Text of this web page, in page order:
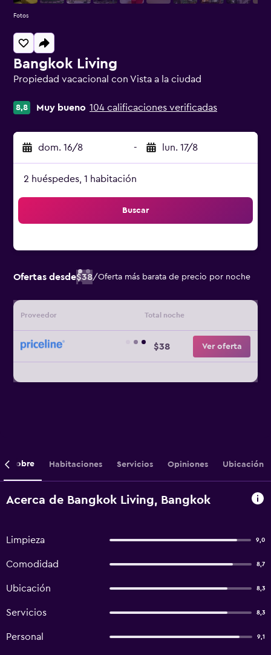
Bangkok Living
Propiedad vacacional con Vista a la ciudad
8,8 Muy bueno 104 calificaciones verificadas
dom. 16/8 - lun. 17/8
2 huéspedes, 1 habitación
Buscar
Ofertas desde$38/Oferta más barata de precio por noche
Proveedor Total noche
$38 Ver oferta
Fotos
Sobre Habitaciones Servicios Opiniones Ubicación
Acerca de Bangkok Living, Bangkok
Limpieza 9,0
Comodidad 8,7
Ubicación 8,3
Servicios 8,3
Personal 9,1